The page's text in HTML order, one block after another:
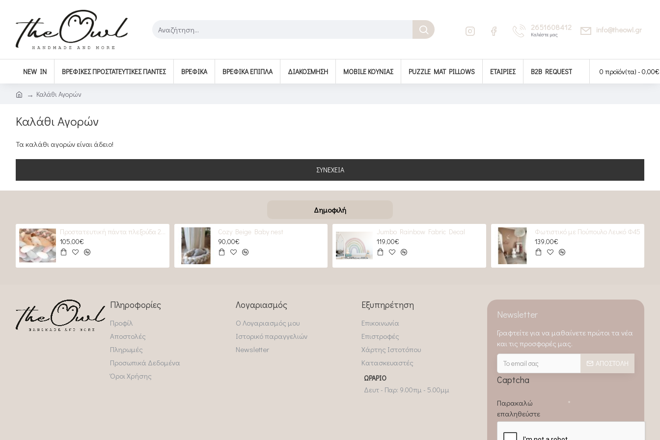
2651608412
Καλέστε μας
info@theowl.gr
NEW IN ΒΡΕΦΙΚΈΣ ΠΡΟΣΤΑΤΕΥΤΙΚΈΣ ΠΆΝΤΕΣ ΒΡΕΦΙΚΆ BΡΕΦΙΚΆ ΈΠΙΠΛΑ ΔΙΑΚΌΣΜΗΣΗ MOBILE ΚΟΎΝΙΑΣ PUZZLE MAT PILLOWS ΕΤΑΙΡΊΕΣ B2B REQUEST 0 προϊόν(τα) - 0,00€
Καλάθι Αγορών
Καλάθι Αγορών
Τα καλάθι αγορών είναι άδειο!
ΣΥΝΈΧΕΙΑ
Δημοφιλή
Προστατευτική πάντα πλεξούδα 2 GREYS & 2 Roses
105,00€
Cozy Beige Baby nest
90,00€
Jumbo Rainbow Fabric Decal
119,00€
Φωτιστικό με Πούπουλο Λευκό Φ45
139,00€
Πληροφορίες
Προφίλ
Αποστολές
Πληρωμές
Προσωπικά Δεδομένα
Όροι Χρήσης
Λογαριασμός
Ο Λογαριασμός μου
Ιστορικό παραγγελιών
Newsletter
Εξυπηρέτηση
Επικοινωνία
Επιστροφές
Χάρτης Ιστοτόπου
Κατασκευαστές
ΩΡΆΡΙΟ
Δευτ - Παρ: 9.00πμ - 5.00μμ
Newsletter
Γραφτείτε για να μαθαίνετε πρώτοι τα νέα
και τις προσφορές μας.
ΑΠΟΣΤΟΛΉ
Captcha
Παρακαλώ
επαληθεύστε